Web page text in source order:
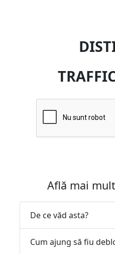
Află mai
De ce văd asta?
Cum ajung să fiu